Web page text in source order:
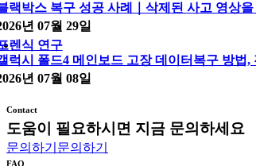
랙박스 복구 성공 사례｜삭제된 사고 영상
년 07월 29일
렌식 연구
럭시 폴드4 메인보드 고장 데이터복구 방법
년 07월 08일
Contact
도움이 필요하시면 지금 문의하세요
문의하기 문의하기
FAQ